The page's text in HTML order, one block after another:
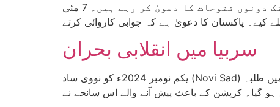
دیرینہ دشمن انڈیا اور پاکستان کے درمیان ایک مرتبہ پھر جنگ کا آغاز ہو چکا ہے جس میں اب تک دونوں فتوحات کا دعویٰ کر رہے ہیں۔ 7 مئی
سربیا میں انقلابی بحران
یکم نومبر 2024ء کو نووی ساد (Novi Sad) سٹیشن کی کنکریٹ کی چھت گرنے کا واقعہ، جس میں 16 افراد جان کی بازی ہار گئے، رونما ہونے کے بعد سربیا بھر میں طلبہ